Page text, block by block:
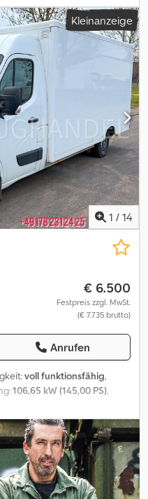
Fensterheber, Radio
Ekos-Deckel,
40.000 kg
129.025
Kleinanzeige
1 / 14
€ 6.500
Festpreis zzgl. MwSt.
(€ 7.735 brutto)
Anrufen
voll funktionsfähig,
106,65 kW (145,00 PS),
, Gesamtgewicht:3.500 kg,
Diesel, Farbe:Weiß
mechanisch , Anzahl der
Blatt, Anzahl der
m³, Laderaumlänge: 4.316
2.010 mm